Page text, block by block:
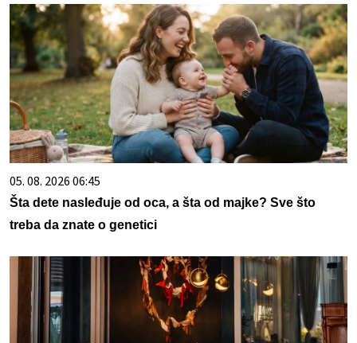
05. 08. 2026 06:45
Šta dete nasleđuje od oca, a šta od majke? Sve što
treba da znate o genetici